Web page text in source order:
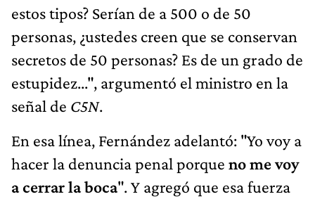
estos tipos? Serían de a 500 o de 50
personas, ¿ustedes creen que se conservan
secretos de 50 personas? Es de un grado de
estupidez...", argumentó el ministro en la
señal de C5N.
En esa línea, Fernández adelantó: "Yo voy a
hacer la denuncia penal porque no me voy
a cerrar la boca". Y agregó que esa fuerza